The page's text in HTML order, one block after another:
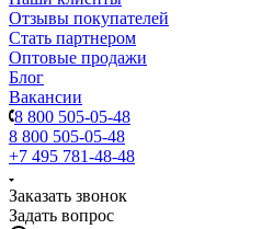
Отзывы покупателей
Стать партнером
Оптовые продажи
Блог
Вакансии
8 800 505-05-48
8 800 505-05-48
+7 495 781-48-48
Заказать звонок
Задать вопрос